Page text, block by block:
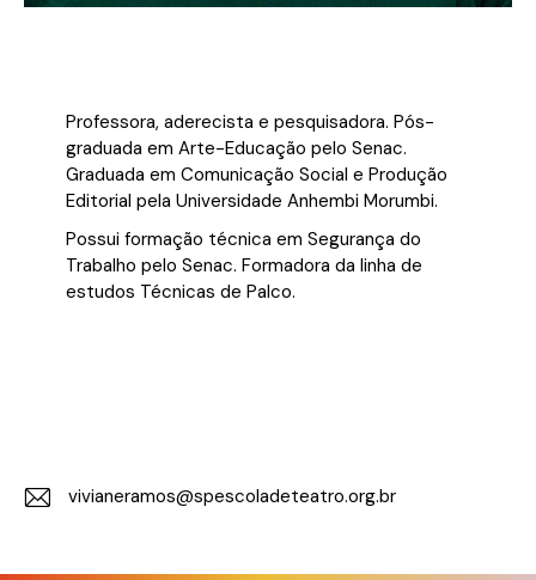
Professora, aderecista e pesquisadora. Pós-
graduada em Arte-Educação pelo Senac.
Graduada em Comunicação Social e Produção
Editorial pela Universidade Anhembi Morumbi.
Possui formação técnica em Segurança do
Trabalho pelo Senac. Formadora da linha de
estudos Técnicas de Palco.
m
vivianeramos@spescoladeteatro.org.br